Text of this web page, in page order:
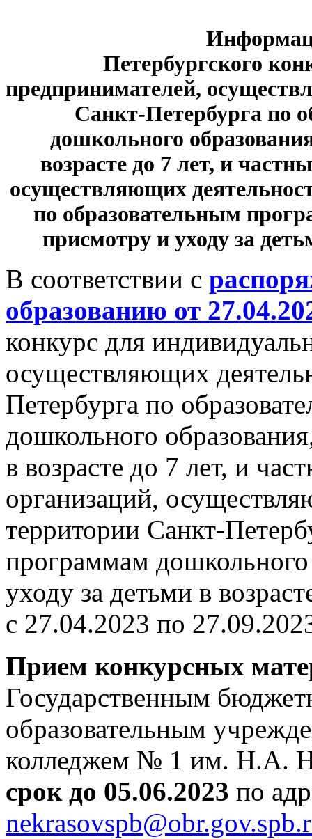
Петербургского
предпринимателей,
Санкт-Петербурга по
дошкольного
возрасте до 7 лет, и
осуществляющих
по образовательным
присмотру и уходу за
В соответствии с
образованию от
конкурс для
осуществляющих
Петербурга по
дошкольного
в возрасте до 7 лет, и
организаций,
территории Санкт-
программам
уходу за детьми в
с 27.04.2023 по
Прием конкурсных
Государственным
образовательным
колледжем № 1 им. Н.А.
срок до 05.06.2023 по